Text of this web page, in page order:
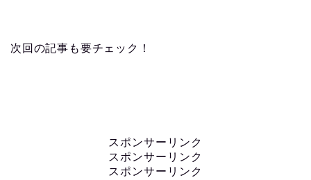
次回の記事も要チェック！
スポンサーリンク
スポンサーリンク
スポンサーリンク